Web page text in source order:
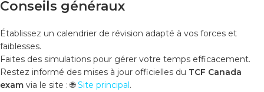
Conseils généraux
Établissez un calendrier de révision adapté à vos forces et
faiblesses.
Faites des simulations pour gérer votre temps efficacement.
Restez informé des mises à jour officielles du TCF Canada
exam via le site :🌐Site principal .